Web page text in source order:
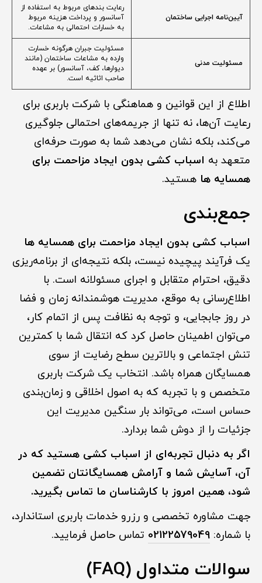
آیین‌نامه اجرایی ساختمان
رعایت بندهای مربوط به استفاده از
آسانسور و پرداخت هزینه مربوط
به خسارات احتمالی به مشاعات.
مسئولیت مدنی
مسئولیت جبران هرگونه خسارت
وارده به مشاعات ساختمان (مانند
دیوارها، کف، آسانسور) بر عهده
صاحب اثاثیه است.
اطلاع از این قوانین و هماهنگی با شرکت باربری برای
رعایت آن‌ها، نه تنها از جریمه‌های احتمالی جلوگیری
می‌کند، بلکه نشان می‌دهد شما به صورت حرفه‌ای
متعهد به اسباب کشی بدون ایجاد مزاحمت برای
همسایه ها هستید.
جمع‌بندی
اسباب کشی بدون ایجاد مزاحمت برای همسایه ها
یک فرآیند پیچیده نیست، بلکه نتیجه‌ای از برنامه‌ریزی
دقیق، احترام متقابل و اجرای مسئولانه است. با
اطلاع‌رسانی به موقع، مدیریت هوشمندانه زمان و فضا
در روز جابجایی، و توجه به نظافت پس از اتمام کار،
می‌توان اطمینان حاصل کرد که انتقال شما با کمترین
تنش اجتماعی و بالاترین سطح رضایت از سوی
همسایگان همراه باشد. انتخاب یک شرکت باربری
متخصص و با تجربه که به اصول اخلاقی و زمان‌بندی
حساس است، می‌تواند بار سنگین مدیریت این
جزئیات را از دوش شما بردارد.
اگر به دنبال تجربه‌ای از اسباب کشی هستید که در
آن، آسایش شما و آرامش همسایگانتان تضمین
شود، همین امروز با کارشناسان ما تماس بگیرید.
جهت مشاوره تخصصی و رزرو خدمات باربری استاندارد،
با شماره: 02122579049 تماس حاصل فرمایید.
سوالات متداول (FAQ)